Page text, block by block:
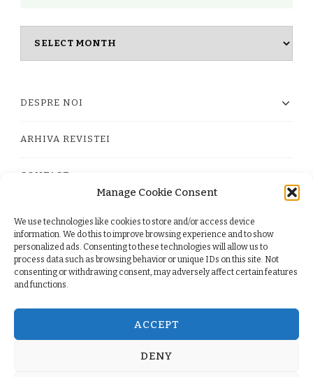
Manage Cookie Consent
We use technologies like cookies to store and/or access device
information. We do this to improve browsing experience and to show
personalized ads. Consenting to these technologies will allow us to
process data such as browsing behavior or unique IDs on this site. Not
consenting or withdrawing consent, may adversely affect certain features
and functions.
ACCEPT
DENY
DESPRE NOI
ARHIVA REVISTEI
CONTACT
PRIVACY POLICY
TERMS